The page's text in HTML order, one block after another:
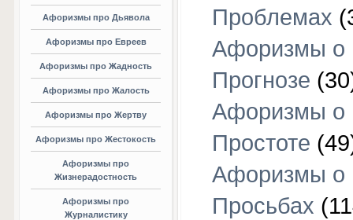
Афоризмы про Дьявола
Афоризмы про Евреев
Афоризмы про Жадность
Афоризмы про Жалость
Афоризмы про Жертву
Афоризмы про Жестокость
Афоризмы про
Жизнерадостность
Афоризмы про
Журналистику
Проблемах
Афоризмы о
Прогнозе
Афоризмы о
Простоте
Афоризмы о
Просьбах